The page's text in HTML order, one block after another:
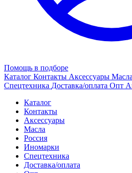
Помощь в подборе
Каталог Контакты Аксессуары Масла
Спецтехника Доставка/оплата Опт
Каталог
Контакты
Аксессуары
Масла
Россия
Иномарки
Спецтехника
Доставка/оплата